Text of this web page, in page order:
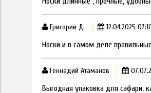
Григорий Д. 12.04.2025
Носки и в самом деле
Геннадий Атаманов
Выгодная упаковка для